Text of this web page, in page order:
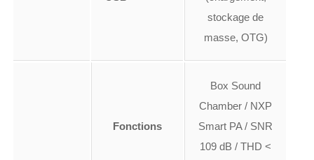
stockage de
masse, OTG)
Fonctions
Box Sound
Chamber / NXP
Smart PA / SNR
109 dB / THD <